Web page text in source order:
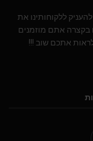
ללקוחותינו את
בקצרה אתם מוזמנים
אתכם שוב !!!